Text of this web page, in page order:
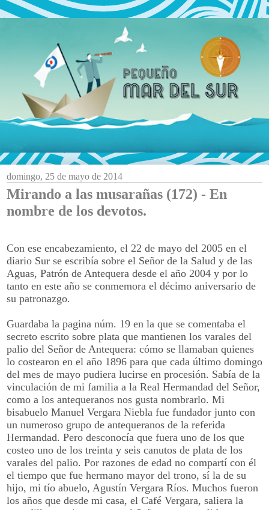
domingo, 25 de mayo de 2014
Mirando a las musarañas (172) - En
nombre de los devotos.
Con ese encabezamiento, el 22 de mayo del 2005 en el
diario Sur se escribía sobre el Señor de la Salud y de las
Aguas, Patrón de Antequera desde el año 2004 y por lo
tanto en este año se conmemora el décimo aniversario de
su patronazgo.
Guardaba la pagina núm. 19 en la que se comentaba el
secreto escrito sobre plata que mantienen los varales del
palio del Señor de Antequera: cómo se llamaban quienes
lo costearon en el año 1896 para que cada último domingo
del mes de mayo pudiera lucirse en procesión. Sabía de la
vinculación de mi familia a la Real Hermandad del Señor,
como a los antequeranos nos gusta nombrarlo. Mi
bisabuelo Manuel Vergara Niebla fue fundador junto con
un numeroso grupo de antequeranos de la referida
Hermandad. Pero desconocía que fuera uno de los que
costeo uno de los treinta y seis canutos de plata de los
varales del palio. Por razones de edad no compartí con él
el tiempo que fue hermano mayor del trono, sí la de su
hijo, mi tío abuelo, Agustín Vergara Ríos. Muchos fueron
los años que desde mi casa, el Café Vergara, saliera la